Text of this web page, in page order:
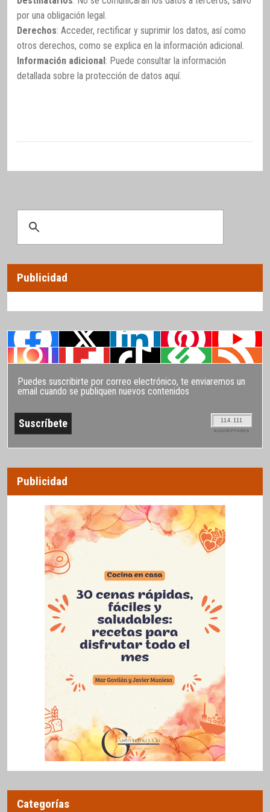
por una obligación legal.
Derechos: Acceder, rectificar y suprimir los datos, así como
otros derechos, como se explica en la información adicional.
Información adicional: Puede consultar la información
detallada sobre la protección de datos aquí.
Publicidad
Puedes suscribirte por correo electrónico, te enviaremos un
email cuando se publiquen nuevos contenidos
114.111
SUSCRIPTORES
Publicidad
Categorías